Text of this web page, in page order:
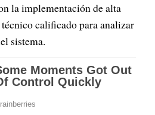
la implementación de alta
calificado para analizar
sistema.